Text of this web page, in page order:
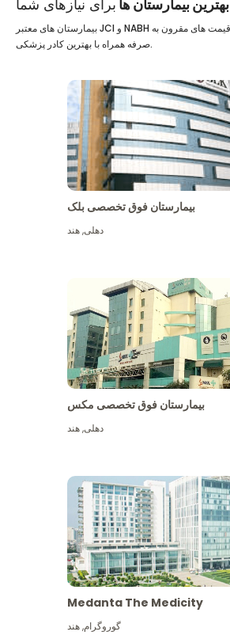
بهترین بیمارستان ها برای نیازهای شما
بیمارستان های معتبر JCI و NABH با امکانات پیشرفته با قیمت های مقرون به
صرفه همراه با بهترین کادر پزشکی.
بیمارستان فوق تخصصی بلک
دهلی,هند
بیمارستان فوق تخصصی مکس
دهلی,هند
Medanta The Medicity
گوروگرام,هند